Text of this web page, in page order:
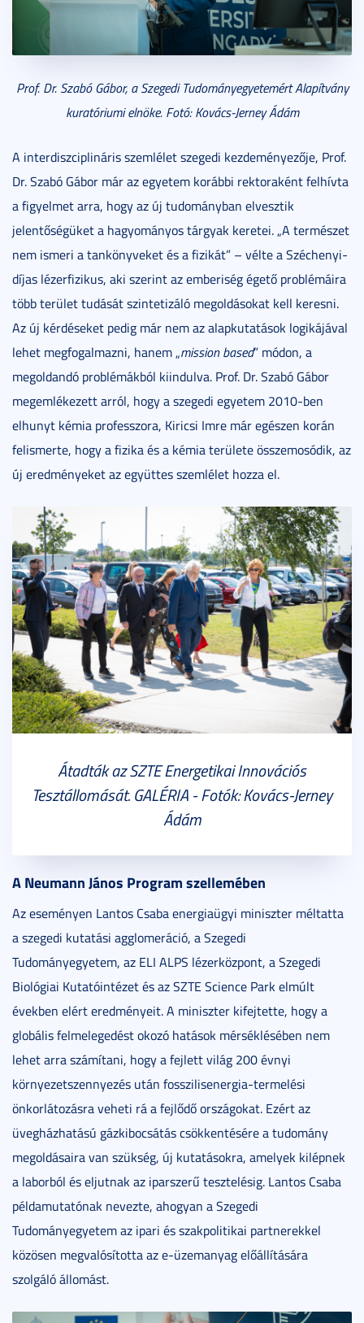
Prof. Dr. Szabó Gábor, a Szegedi Tudományegyetemért Alapítvány
kuratóriumi elnöke. Fotó: Kovács-Jerney Ádám
A interdiszciplináris szemlélet szegedi kezdeményezője, Prof.
Dr. Szabó Gábor már az egyetem korábbi rektoraként felhívta
a figyelmet arra, hogy az új tudományban elvesztik
jelentőségüket a hagyományos tárgyak keretei. „A természet
nem ismeri a tankönyveket és a fizikát” – vélte a Széchenyi-
díjas lézerfizikus, aki szerint az emberiség égető problémáira
több terület tudását szintetizáló megoldásokat kell keresni.
Az új kérdéseket pedig már nem az alapkutatások logikájával
lehet megfogalmazni, hanem „mission based” módon, a
megoldandó problémákból kiindulva. Prof. Dr. Szabó Gábor
megemlékezett arról, hogy a szegedi egyetem 2010-ben
elhunyt kémia professzora, Kiricsi Imre már egészen korán
felismerte, hogy a fizika és a kémia területe összemosódik, az
új eredményeket az együttes szemlélet hozza el.
Átadták az SZTE Energetikai Innovációs
Tesztállomását. GALÉRIA - Fotók: Kovács-Jerney
Ádám
A Neumann János Program szellemében
Az eseményen Lantos Csaba energiaügyi miniszter méltatta
a szegedi kutatási agglomeráció, a Szegedi
Tudományegyetem, az ELI ALPS lézerközpont, a Szegedi
Biológiai Kutatóintézet és az SZTE Science Park elmúlt
években elért eredményeit. A miniszter kifejtette, hogy a
globális felmelegedést okozó hatások mérséklésében nem
lehet arra számítani, hogy a fejlett világ 200 évnyi
környezetszennyezés után fosszilisenergia-termelési
önkorlátozásra veheti rá a fejlődő országokat. Ezért az
üvegházhatású gázkibocsátás csökkentésére a tudomány
megoldásaira van szükség, új kutatásokra, amelyek kilépnek
a laborból és eljutnak az iparszerű tesztelésig. Lantos Csaba
példamutatónak nevezte, ahogyan a Szegedi
Tudományegyetem az ipari és szakpolitikai partnerekkel
közösen megvalósította az e-üzemanyag előállítására
szolgáló állomást.